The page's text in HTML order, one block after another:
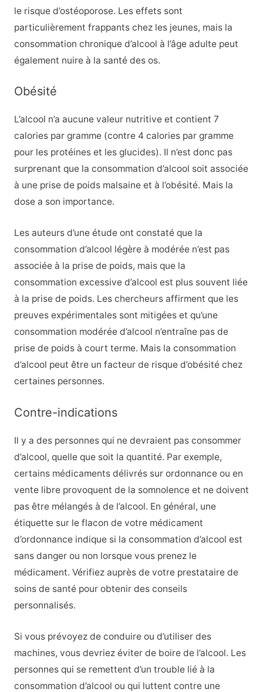
le risque d’ostéoporose. Les effets sont
particulièrement frappants chez les jeunes, mais la
consommation chronique d’alcool à l’âge adulte peut
également nuire à la santé des os.
Obésité
L’alcool n’a aucune valeur nutritive et contient 7
calories par gramme (contre 4 calories par gramme
pour les protéines et les glucides). Il n’est donc pas
surprenant que la consommation d’alcool soit associée
à une prise de poids malsaine et à l’obésité. Mais la
dose a son importance.
Les auteurs d’une étude ont constaté que la
consommation d’alcool légère à modérée n’est pas
associée à la prise de poids, mais que la
consommation excessive d’alcool est plus souvent liée
à la prise de poids. Les chercheurs affirment que les
preuves expérimentales sont mitigées et qu’une
consommation modérée d’alcool n’entraîne pas de
prise de poids à court terme. Mais la consommation
d’alcool peut être un facteur de risque d’obésité chez
certaines personnes.
Contre-indications
Il y a des personnes qui ne devraient pas consommer
d’alcool, quelle que soit la quantité. Par exemple,
certains médicaments délivrés sur ordonnance ou en
vente libre provoquent de la somnolence et ne doivent
pas être mélangés à de l’alcool. En général, une
étiquette sur le flacon de votre médicament
d’ordonnance indique si la consommation d’alcool est
sans danger ou non lorsque vous prenez le
médicament. Vérifiez auprès de votre prestataire de
soins de santé pour obtenir des conseils
personnalisés.
Si vous prévoyez de conduire ou d’utiliser des
machines, vous devriez éviter de boire de l’alcool. Les
personnes qui se remettent d’un trouble lié à la
consommation d’alcool ou qui luttent contre une